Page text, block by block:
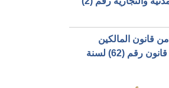
المادة رقم 4 من قانون المالكين
والمستأجرين قانون رقم (62) لسنة